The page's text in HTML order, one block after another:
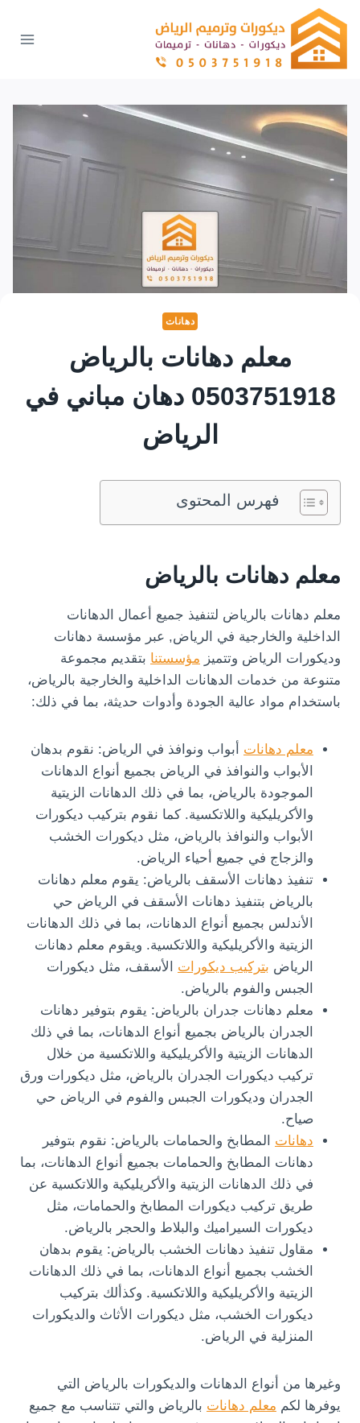
التجاوز
المحتوى
دهانات
معلم دهانات بالرياض
0503751918 دهان مباني في
الرياض
فهرس المحتوى
معلم دهانات بالرياض
معلم دهانات بالرياض لتنفيذ جميع أعمال الدهانات
الداخلية والخارجية في الرياض, عبر مؤسسة دهانات
وديكورات الرياض وتتميز مؤسستنا بتقديم مجموعة
متنوعة من خدمات الدهانات الداخلية والخارجية بالرياض،
باستخدام مواد عالية الجودة وأدوات حديثة، بما في ذلك:
معلم دهانات أبواب ونوافذ في الرياض: نقوم بدهان
الأبواب والنوافذ في الرياض بجميع أنواع الدهانات
الموجودة بالرياض، بما في ذلك الدهانات الزيتية
والأكريليكية واللاتكسية. كما نقوم بتركيب ديكورات
الأبواب والنوافذ بالرياض، مثل ديكورات الخشب
والزجاج في جميع أحياء الرياض.
تنفيذ دهانات الأسقف بالرياض: يقوم معلم دهانات
بالرياض بتنفيذ دهانات الأسقف في الرياض حي
الأندلس بجميع أنواع الدهانات، بما في ذلك الدهانات
الزيتية والأكريليكية واللاتكسية. ويقوم معلم دهانات
الرياض بتركيب ديكورات الأسقف، مثل ديكورات
الجبس والفوم بالرياض.
معلم دهانات جدران بالرياض: يقوم بتوفير دهانات
الجدران بالرياض بجميع أنواع الدهانات، بما في ذلك
الدهانات الزيتية والأكريليكية واللاتكسية من خلال
تركيب ديكورات الجدران بالرياض، مثل ديكورات ورق
الجدران وديكورات الجبس والفوم في الرياض حي
صياح.
دهانات المطابخ والحمامات بالرياض: نقوم بتوفير
دهانات المطابخ والحمامات بجميع أنواع الدهانات، بما
في ذلك الدهانات الزيتية والأكريليكية واللاتكسية عن
طريق تركيب ديكورات المطابخ والحمامات، مثل
ديكورات السيراميك والبلاط والحجر بالرياض.
مقاول تنفيذ دهانات الخشب بالرياض: يقوم بدهان
الخشب بجميع أنواع الدهانات، بما في ذلك الدهانات
الزيتية والأكريليكية واللاتكسية. وكذألك بتركيب
ديكورات الخشب، مثل ديكورات الأثاث والديكورات
المنزلية في الرياض.
وغيرها من أنواع الدهانات والديكورات بالرياض التي
يوفرها لكم معلم دهانات بالرياض والتي تتناسب مع جميع